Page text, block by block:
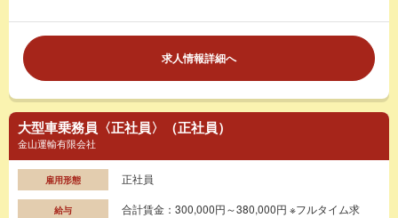
求人情報詳細へ
大型車乗務員〈正社員〉（正社員）
金山運輸有限会社
雇用形態 正社員
給与
合計賃金：300,000円～380,000円 ※フルタイム求